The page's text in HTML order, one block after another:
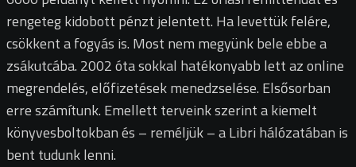
rengeteg kidobott pénzt jelentett. Ha levettük felére,
csökkent a fogyás is. Most nem megyünk bele ebbe a
zsákutcába. 2002 óta sokkal hatékonyabb lett az online
megrendelés, előfizetések menedzselése. Elsősorban
erre számítunk. Emellett terveink szerint a kiemelt
könyvesboltokban és – reméljük – a Libri hálózatában is
bent tudunk lenni.